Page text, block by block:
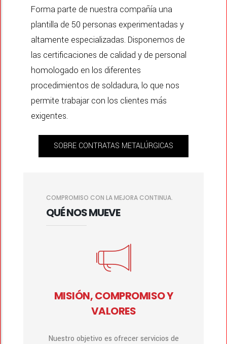
Forma parte de nuestra compañía una
plantilla de 50 personas experimentadas y
altamente especializadas. Disponemos de
las certificaciones de calidad y de personal
homologado en los diferentes
procedimientos de soldadura, lo que nos
permite trabajar con los clientes más
exigentes.
SOBRE CONTRATAS METALÚRGICAS
COMPROMISO CON LA MEJORA CONTINUA.
QUÉ NOS MUEVE
MISIÓN, COMPROMISO Y
VALORES
Nuestro objetivo es ofrecer servicios de